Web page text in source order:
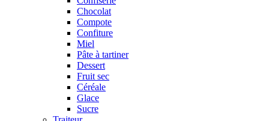
Chocolat
Compote
Confiture
Miel
Pâte à tartiner
Dessert
Fruit sec
Céréale
Glace
Sucre